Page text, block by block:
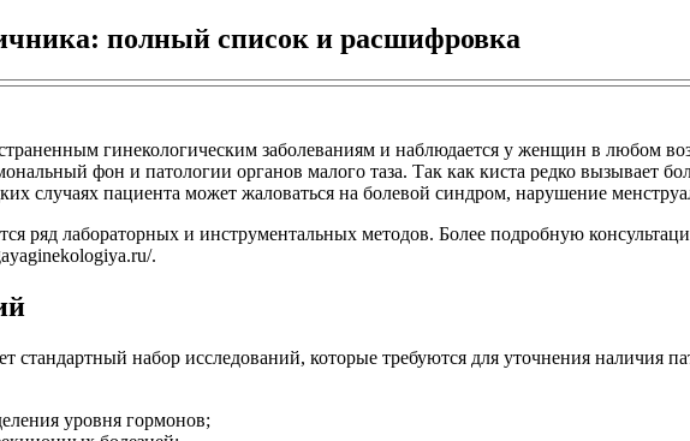
полный список и расшифровка
гинекологическим заболеваниям и наблюдается у женщин в любом
фон и патологии органов малого таза. Так как киста редко вызывает
случаях пациента может жаловаться на болевой синдром, нарушение
ряд лабораторных и инструментальных методов. Более подробную
.
стандартный набор исследований, которые требуются для уточнения наличия
уровня гормонов;